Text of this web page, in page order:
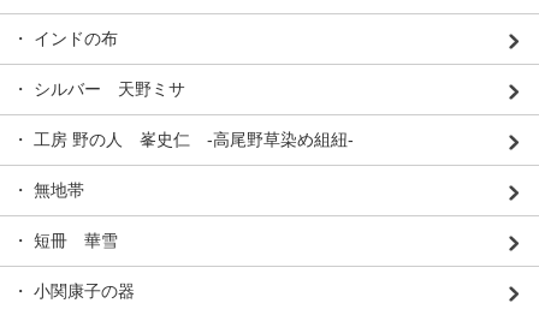
・ インドの布
・ シルバー 天野ミサ
・ 工房 野の人 峯史仁 -高尾野草染め組紐-
・ 無地帯
・ 短冊 華雪
・ 小関康子の器